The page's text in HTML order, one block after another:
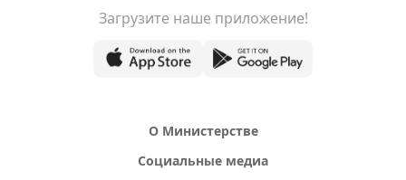
Загрузите наше приложение!
О Министерстве
Социальные медиа